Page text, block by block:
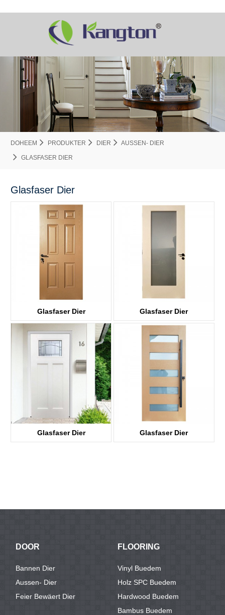
DOHEEM PRODUKTER DIER AUSSEN- DIER
GLASFASER DIER
Glasfaser Dier
Glasfaser Dier
KDF06
Glasfaser Dier
Glasfaser Dier Glasfaser Dier
DOOR
Bannen Dier
Aussen- Dier
Feier Bewäert Dier
FLOORING
Vinyl Buedem
Holz SPC Buedem
Hardwood Buedem
Bambus Buedem